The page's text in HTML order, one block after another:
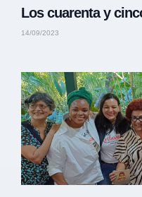
Los cuarenta y
14/09/2023